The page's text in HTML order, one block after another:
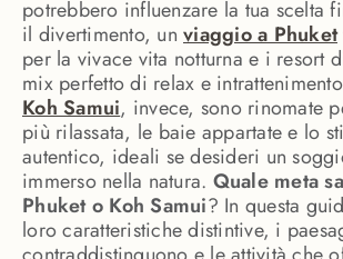
potrebbero influenzare la tua scelta
il divertimento, un viaggio a Phuket
per la vivace vita notturna e i resort
mix perfetto di relax e
Koh Samui, invece, sono rinomate
più rilassata, le baie appartate e lo
autentico, ideali se desideri un
immerso nella natura. Quale meta
Phuket o Koh Samui? In questa
loro caratteristiche distintive, i